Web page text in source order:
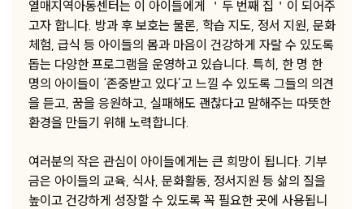
열매지역아동센터는 이 아이들에게 ＇두 번째 집＇이 되어주
고자 합니다. 방과 후 보호는 물론, 학습 지도, 정서 지원, 문화
체험, 급식 등 아이들의 몸과 마음이 건강하게 자랄 수 있도록
돕는 다양한 프로그램을 운영하고 있습니다. 특히, 한 명 한
명의 아이들이 ‘존중받고 있다’고 느낄 수 있도록 그들의 의견
을 듣고, 꿈을 응원하고, 실패해도 괜찮다고 말해주는 따뜻한
환경을 만들기 위해 노력합니다.
여러분의 작은 관심이 아이들에게는 큰 희망이 됩니다. 기부
금은 아이들의 교육, 식사, 문화활동, 정서지원 등 삶의 질을
높이고 건강하게 성장할 수 있도록 꼭 필요한 곳에 사용됩니